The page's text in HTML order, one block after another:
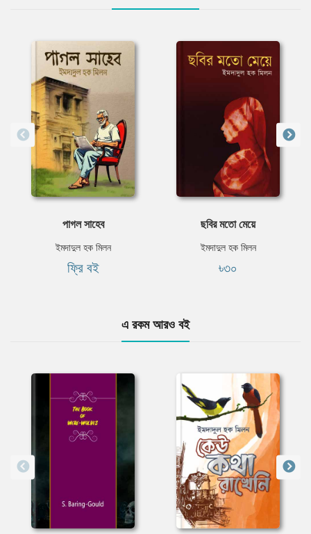
পাগল সাহেব
ইমদাদুল হক মিলন
ফ্রি বই
ছবির মতো মেয়ে
ইমদাদুল হক মিলন
৳৩০
এ রকম আরও বই